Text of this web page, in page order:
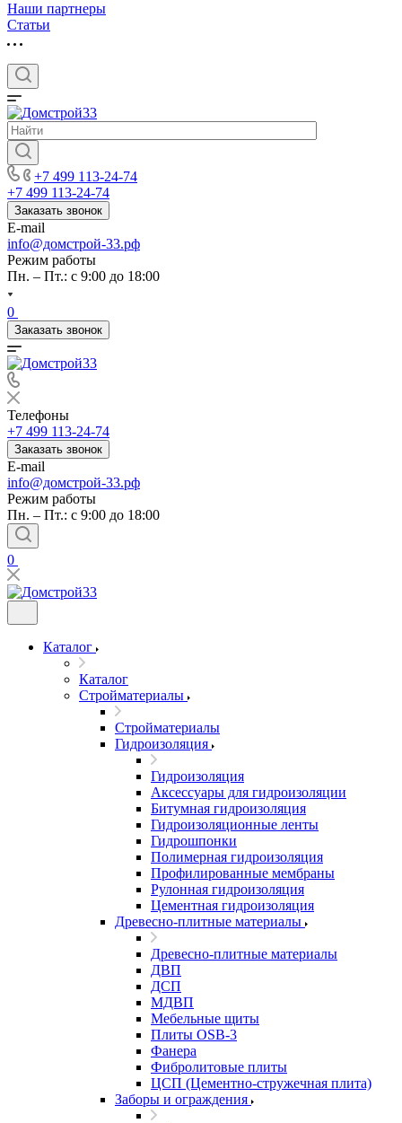
Наши партнеры
Статьи
+7 499 113-24-74
+7 499 113-24-74
Заказать звонок
E-mail
info@домстрой-33.рф
Режим работы
Пн. – Пт.: с 9:00 до 18:00
0
Заказать звонок
Телефоны
+7 499 113-24-74
Заказать звонок
E-mail
info@домстрой-33.рф
Режим работы
Пн. – Пт.: с 9:00 до 18:00
0
Каталог
Каталог
Стройматериалы
Стройматериалы
Гидроизоляция
Гидроизоляция
Аксессуары для гидроизоляции
Битумная гидроизоляция
Гидроизоляционные ленты
Гидрошпонки
Полимерная гидроизоляция
Профилированные мембраны
Рулонная гидроизоляция
Цементная гидроизоляция
Древесно-плитные материалы
Древесно-плитные материалы
ДВП
ДСП
МДВП
Мебельные щиты
Плиты OSB-3
Фанера
Фибролитовые плиты
ЦСП (Цементно-стружечная плита)
Заборы и ограждения